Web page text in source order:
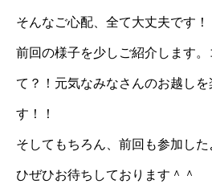
そんなご心配、全て大丈夫です！
前回の様子を少しご紹介します
て？！元気なみなさんのお越しを
す！！
そしてもちろん、前回も参加し
ひぜひお待ちしております＾＾